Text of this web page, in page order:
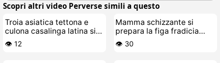
Scopri altri video Perverse simili a questo
Troia asiatica tettona e
culona casalinga latina si
fa scopare senza freni
👁️ 12
Mamma schizzante si
prepara la figa fradicia
apposta per il tuo cazzo
👁️ 30